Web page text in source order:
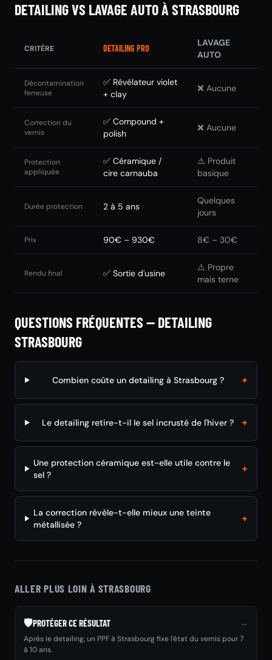
DETAILING VS LAVAGE AUTO À STRASBOURG
CRITÈRE DETAILING PRO
LAVAGE
AUTO
Décontamination
ferreuse
✅ Révélateur violet
+ clay
❌ Aucune
Correction du
vernis
✅ Compound +
polish
❌ Aucune
Protection
appliquée
✅ Céramique /
cire carnauba
⚠️ Produit
basique
Durée protection 2 à 5 ans
Quelques
jours
Prix 90€ – 930€ 8€ – 30€
Rendu final ✅ Sortie d'usine
⚠️ Propre
mais terne
QUESTIONS FRÉQUENTES — DETAILING
STRASBOURG
Combien coûte un detailing à Strasbourg ? +
Le detailing retire-t-il le sel incrusté de l'hiver ? +
Une protection céramique est-elle utile contre le
sel ?
+
La correction révèle-t-elle mieux une teinte
métallisée ?
+
ALLER PLUS LOIN À STRASBOURG
🛡️PROTÉGER CE RÉSULTAT →
Après le detailing, un PPF à Strasbourg fixe l'état du vernis pour 7
à 10 ans.